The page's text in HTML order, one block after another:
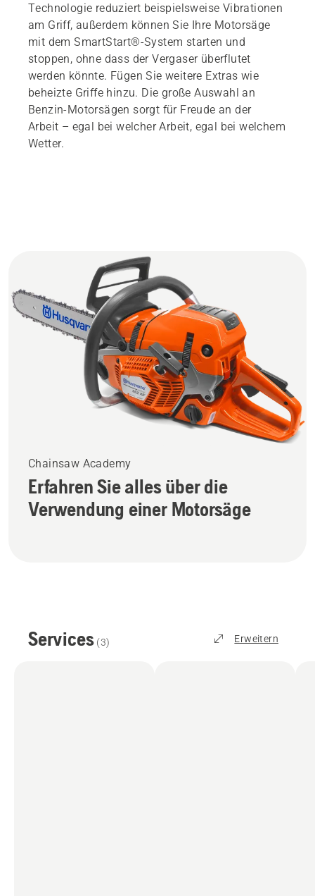
Technologie reduziert beispielsweise Vibrationen
am Griff, außerdem können Sie Ihre Motorsäge
mit dem SmartStart®-System starten und
stoppen, ohne dass der Vergaser überflutet
werden könnte. Fügen Sie weitere Extras wie
beheizte Griffe hinzu. Die große Auswahl an
Benzin-Motorsägen sorgt für Freude an der
Arbeit – egal bei welcher Arbeit, egal bei welchem
Wetter.
Chainsaw Academy
Erfahren Sie alles über die
Verwendung einer Motorsäge
Services (3) Erweitern